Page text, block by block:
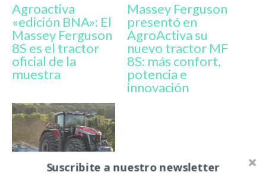
Agroactiva
«edición BNA»: El
Massey Ferguson
8S es el tractor
oficial de la
muestra
Massey Ferguson
presentó en
AgroActiva su
nuevo tractor MF
8S: más confort,
potencia e
innovación
Suscribite a nuestro newsletter